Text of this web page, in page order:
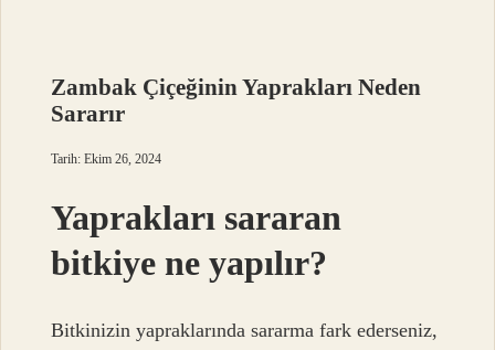
Zambak Çiçeğinin Yaprakları Neden
Sararır
Tarih: Ekim 26, 2024
Yaprakları sararan
bitkiye ne yapılır?
Bitkinizin yapraklarında sararma fark ederseniz,